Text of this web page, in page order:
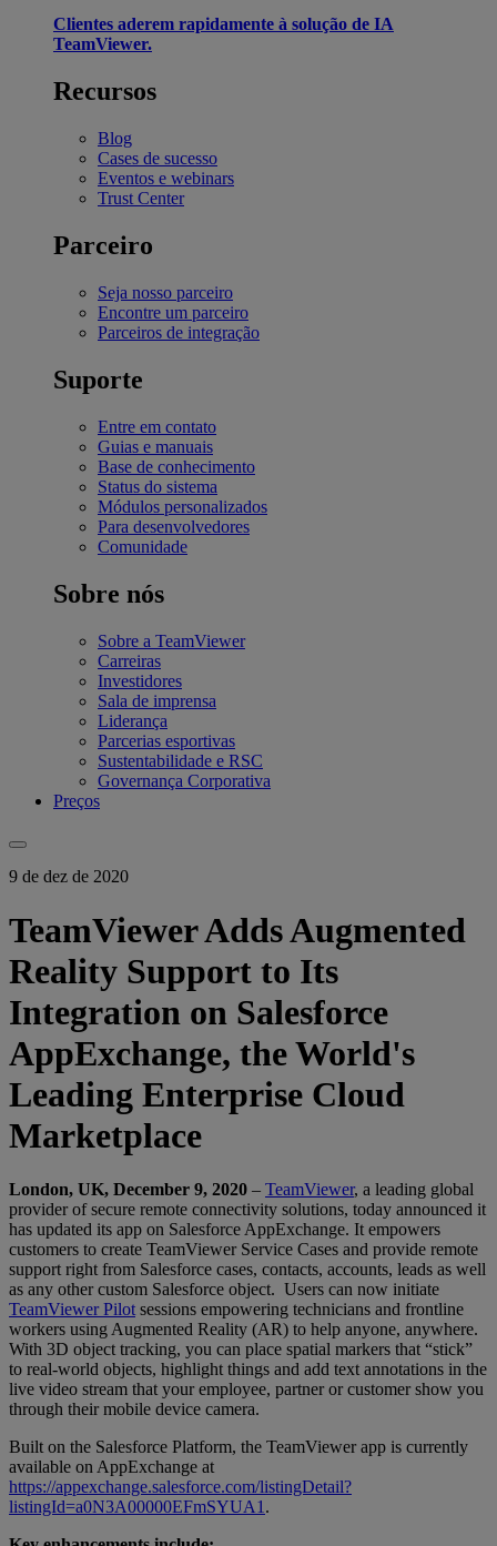
Clientes aderem rapidamente à solução de IA
TeamViewer.
Recursos
Blog
Cases de sucesso
Eventos e webinars
Trust Center
Parceiro
Seja nosso parceiro
Encontre um parceiro
Parceiros de integração
Suporte
Entre em contato
Guias e manuais
Base de conhecimento
Status do sistema
Módulos personalizados
Para desenvolvedores
Comunidade
Sobre nós
Sobre a TeamViewer
Carreiras
Investidores
Sala de imprensa
Liderança
Parcerias esportivas
Sustentabilidade e RSC
Governança Corporativa
Preços
9 de dez de 2020
TeamViewer Adds Augmented
Reality Support to Its
Integration on Salesforce
AppExchange, the World's
Leading Enterprise Cloud
Marketplace
London, UK, December 9, 2020 – TeamViewer, a leading global
provider of secure remote connectivity solutions, today announced it
has updated its app on Salesforce AppExchange. It empowers
customers to create TeamViewer Service Cases and provide remote
support right from Salesforce cases, contacts, accounts, leads as well
as any other custom Salesforce object. Users can now initiate
TeamViewer Pilotsessions empowering technicians and frontline
workers using Augmented Reality (AR) to help anyone, anywhere.
With 3D object tracking, you can place spatial markers that “stick”
to real-world objects, highlight things and add text annotations in the
live video stream that your employee, partner or customer show you
through their mobile device camera.
Built on the Salesforce Platform, the TeamViewer app is currently
available on AppExchange at
https://appexchange.salesforce.com/listingDetail?
listingId=a0N3A00000EFmSYUA1.